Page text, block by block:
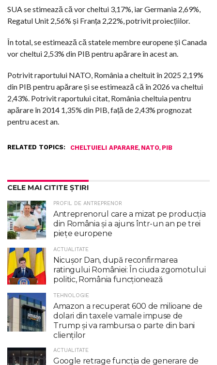
SUA se stimează că vor cheltui 3,17%, iar Germania 2,69%,
Regatul Unit 2,56% și Franța 2,22%, potrivit proiecțiilor.
În total, se estimează că statele membre europene și Canada
vor cheltui 2,53% din PIB pentru apărare în acest an.
Potrivit raportului NATO, România a cheltuit în 2025 2,19%
din PIB pentru apărare și se estimează că în 2026 va cheltui
2,43%. Potrivit raportului citat, România cheltuia pentru
apărare în 2014 1,35% din PIB, față de 2,43% prognozat
pentru acest an.
RELATED TOPICS: CHELTUIELI APARARE, NATO, PIB
CELE MAI CITITE ȘTIRI
PROFIL DE ANTREPRENOR
Antreprenorul care a mizat pe producția
din România și a ajuns într-un an pe trei
piețe europene
ACTUALITATE
Nicuşor Dan, după reconfirmarea
ratingului României: În ciuda zgomotului
politic, România funcţionează
TEHNOLOGIE
Amazon a recuperat 600 de milioane de
dolari din taxele vamale impuse de
Trump şi va rambursa o parte din bani
clienţilor
ACTUALITATE
Google retrage funcţia de generare de